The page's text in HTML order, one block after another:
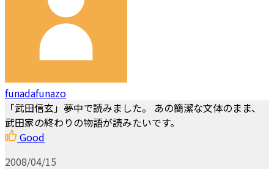
funadafunazo
「武田信玄」夢中で読みました。 あの簡潔な文体のまま、
武田家の終わりの物語が読みたいです。
Good
2008/04/15